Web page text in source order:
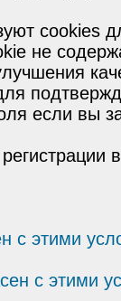
cookies
не
если вы
с этими
с этими